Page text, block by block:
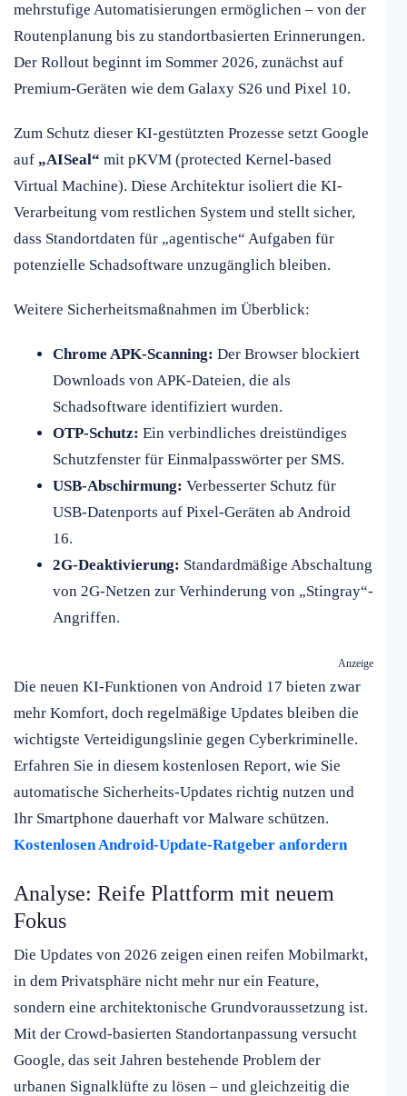
mehrstufige Automatisierungen ermöglichen – von der
Routenplanung bis zu standortbasierten Erinnerungen.
Der Rollout beginnt im Sommer 2026, zunächst auf
Premium-Geräten wie dem Galaxy S26 und Pixel 10.
Zum Schutz dieser KI-gestützten Prozesse setzt Google
auf „AISeal“ mit pKVM (protected Kernel-based
Virtual Machine). Diese Architektur isoliert die KI-
Verarbeitung vom restlichen System und stellt sicher,
dass Standortdaten für „agentische“ Aufgaben für
potenzielle Schadsoftware unzugänglich bleiben.
Weitere Sicherheitsmaßnahmen im Überblick:
Chrome APK-Scanning: Der Browser blockiert
Downloads von APK-Dateien, die als
Schadsoftware identifiziert wurden.
OTP-Schutz: Ein verbindliches dreistündiges
Schutzfenster für Einmalpasswörter per SMS.
USB-Abschirmung: Verbesserter Schutz für
USB-Datenports auf Pixel-Geräten ab Android
16.
2G-Deaktivierung: Standardmäßige Abschaltung
von 2G-Netzen zur Verhinderung von „Stingray“-
Angriffen.
Anzeige
Die neuen KI-Funktionen von Android 17 bieten zwar
mehr Komfort, doch regelmäßige Updates bleiben die
wichtigste Verteidigungslinie gegen Cyberkriminelle.
Erfahren Sie in diesem kostenlosen Report, wie Sie
automatische Sicherheits-Updates richtig nutzen und
Ihr Smartphone dauerhaft vor Malware schützen.
Kostenlosen Android-Update-Ratgeber anfordern
Analyse: Reife Plattform mit neuem
Fokus
Die Updates von 2026 zeigen einen reifen Mobilmarkt,
in dem Privatsphäre nicht mehr nur ein Feature,
sondern eine architektonische Grundvoraussetzung ist.
Mit der Crowd-basierten Standortanpassung versucht
Google, das seit Jahren bestehende Problem der
urbanen Signalklüfte zu lösen – und gleichzeitig die